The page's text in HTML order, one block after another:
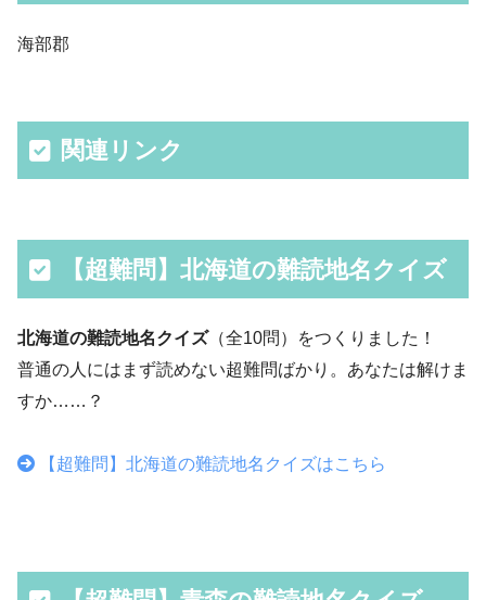
海部郡
関連リンク
【超難問】北海道の難読地名クイズ
北海道の難読地名クイズ（全10問）をつくりました！
普通の人にはまず読めない超難問ばかり。あなたは解けま
すか……？
【超難問】北海道の難読地名クイズはこちら